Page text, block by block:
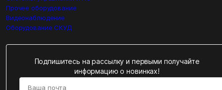
Прочее оборудование
Видеонаблюдение
Оборудование СКУД
Подпишитесь на рассылку и первыми получайте
информацию о новинках!